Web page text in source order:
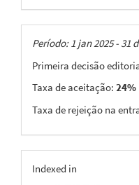
Taxas
Período: 1 jan 2025 - 31
Primeira decisão
Taxa de aceitação: 24%
Taxa de rejeição na
indexing
Indexed in